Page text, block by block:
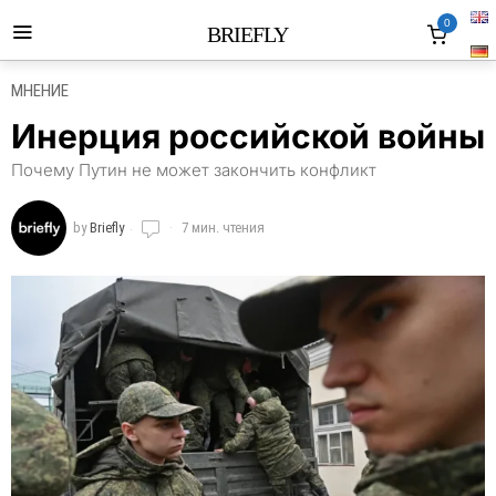
BRIEFLY 0
МНЕНИЕ
Инерция российской войны
Почему Путин не может закончить конфликт
byBriefly 7 мин. чтения